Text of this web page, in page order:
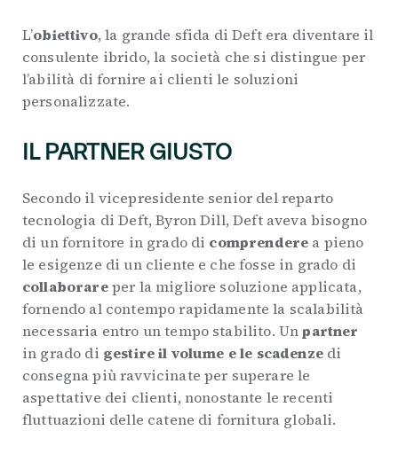
L’obiettivo, la grande sfida di Deft era diventare il
consulente ibrido, la società che si distingue per
l’abilità di fornire ai clienti le soluzioni
personalizzate.
IL PARTNER GIUSTO
Secondo il vicepresidente senior del reparto
tecnologia di Deft, Byron Dill, Deft aveva bisogno
di un fornitore in grado di comprendere a pieno
le esigenze di un cliente e che fosse in grado di
collaborareper la migliore soluzione applicata,
fornendo al contempo rapidamente la scalabilità
necessaria entro un tempo stabilito. Unpartner
in grado di gestire il volume e le scadenze di
consegna più ravvicinate per superare le
aspettative dei clienti, nonostante le recenti
fluttuazioni delle catene di fornitura globali.